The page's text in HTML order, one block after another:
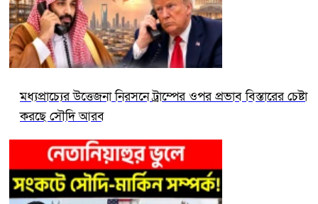
মধ্যপ্রাচ্যের উত্তেজনা নিরসনে ট্রাম্পের ওপর প্রভাব বিস্তারের চেষ্টা
করছে সৌদি আরব